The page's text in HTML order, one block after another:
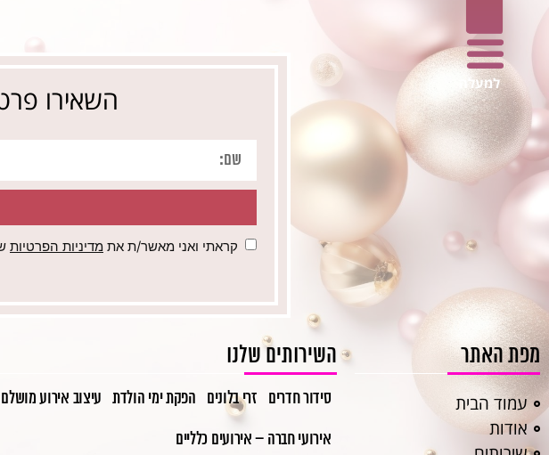
למעלה השאירו
קראתי ואני מאשר/ת את מדיניות הפרטיות
מפת האתר
עמוד הבית
אודות
השירותים שלנו
סידור חדרים זרי בלונים הפקת ימי הולדת עיצוב אירוע מושלם
אירועי חברה – אירועים כלליים